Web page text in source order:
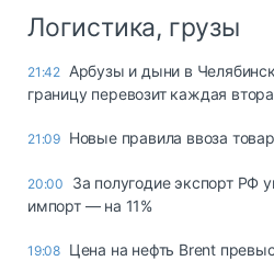
Логистика, грузы
21:42 Арбузы и дыни в
границу перевозит каждая
21:09 Новые правила ввоза
20:00
За полугодие экспорт РФ
импорт — на 11%
19:08 Цена на нефть Brent